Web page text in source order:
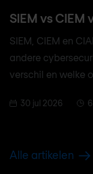
SIEM vs CIEM
SIEM, CIEM en
andere
verschil en welke
30 jul 2026
Alle artikelen